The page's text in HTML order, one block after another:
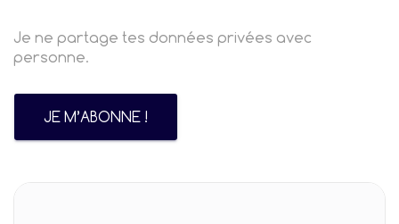
Je ne partage tes données privées avec
personne.